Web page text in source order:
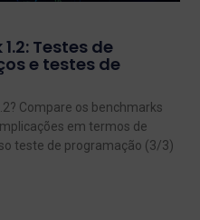
Testes de
e testes de
Compare os benchmarks
em termos de
teste de programação (3/3)